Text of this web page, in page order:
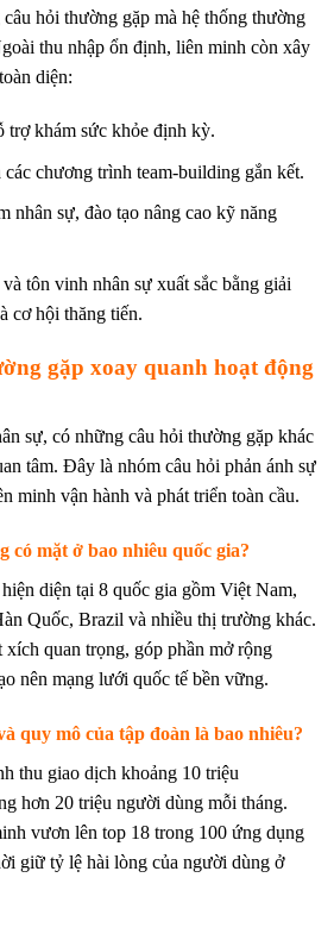
hỏi thường gặp mà hệ thống thường
thu nhập ổn định, liên minh còn xây
diện:
trợ khám sức khỏe định kỳ.
chương trình team-building gắn kết.
nhân sự, đào tạo nâng cao kỹ năng
tôn vinh nhân sự xuất sắc bằng giải
cơ hội thăng tiến.
gặp xoay quanh hoạt động
sự, có những câu hỏi thường gặp khác
tâm. Đây là nhóm câu hỏi phản ánh sự
minh vận hành và phát triển toàn cầu.
có mặt ở bao nhiêu quốc gia?
diện tại 8 quốc gia gồm Việt Nam,
Quốc, Brazil và nhiều thị trường khác.
quan trọng, góp phần mở rộng
nên mạng lưới quốc tế bền vững.
quy mô của tập đoàn là bao nhiêu?
thu giao dịch khoảng 10 triệu
hơn 20 triệu người dùng mỗi tháng.
vươn lên top 18 trong 100 ứng dụng
giữ tỷ lệ hài lòng của người dùng ở